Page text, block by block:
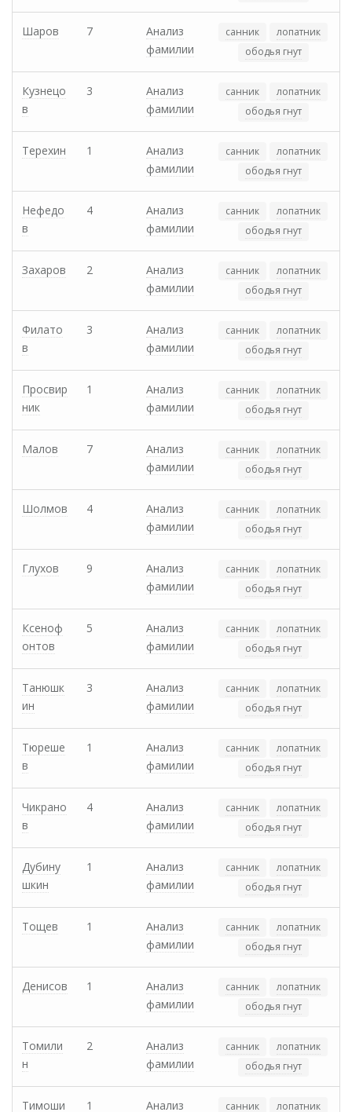
Шаров 7
Анализ
фамилии
санник
лопатник
ободья гнут
Кузнецо
в
3
Анализ
фамилии
санник
лопатник
ободья гнут
Терехин 1
Анализ
фамилии
санник
лопатник
ободья гнут
Нефедо
в
4
Анализ
фамилии
санник
лопатник
ободья гнут
Захаров 2
Анализ
фамилии
санник
лопатник
ободья гнут
Филато
в
3
Анализ
фамилии
санник
лопатник
ободья гнут
Просвир
ник
1
Анализ
фамилии
санник
лопатник
ободья гнут
Малов 7
Анализ
фамилии
санник
лопатник
ободья гнут
Шолмов 4
Анализ
фамилии
санник
лопатник
ободья гнут
Глухов 9
Анализ
фамилии
санник
лопатник
ободья гнут
Ксеноф
онтов
5
Анализ
фамилии
санник
лопатник
ободья гнут
Танюшк
ин
3
Анализ
фамилии
санник
лопатник
ободья гнут
Тюреше
в
1
Анализ
фамилии
санник
лопатник
ободья гнут
Чикрано
в
4
Анализ
фамилии
санник
лопатник
ободья гнут
Дубину
шкин
1
Анализ
фамилии
санник
лопатник
ободья гнут
Тощев 1
Анализ
фамилии
санник
лопатник
ободья гнут
Денисов 1
Анализ
фамилии
санник
лопатник
ободья гнут
Томили
н
2
Анализ
фамилии
санник
лопатник
ободья гнут
Тимоши 1 Анализ санник лопатник